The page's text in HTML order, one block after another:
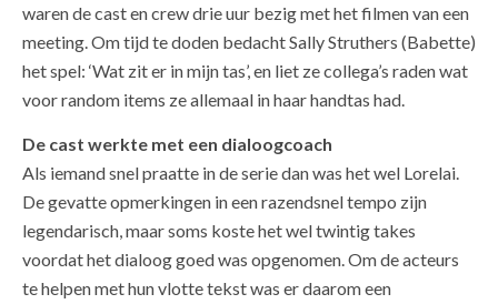
waren de cast en crew drie uur bezig met het filmen van een
meeting. Om tijd te doden bedacht Sally Struthers (Babette)
het spel: ‘Wat zit er in mijn tas’, en liet ze collega’s raden wat
voor random items ze allemaal in haar handtas had.
De cast werkte met een dialoogcoach
Als iemand snel praatte in de serie dan was het wel Lorelai.
De gevatte opmerkingen in een razendsnel tempo zijn
legendarisch, maar soms koste het wel twintig takes
voordat het dialoog goed was opgenomen. Om de acteurs
te helpen met hun vlotte tekst was er daarom een